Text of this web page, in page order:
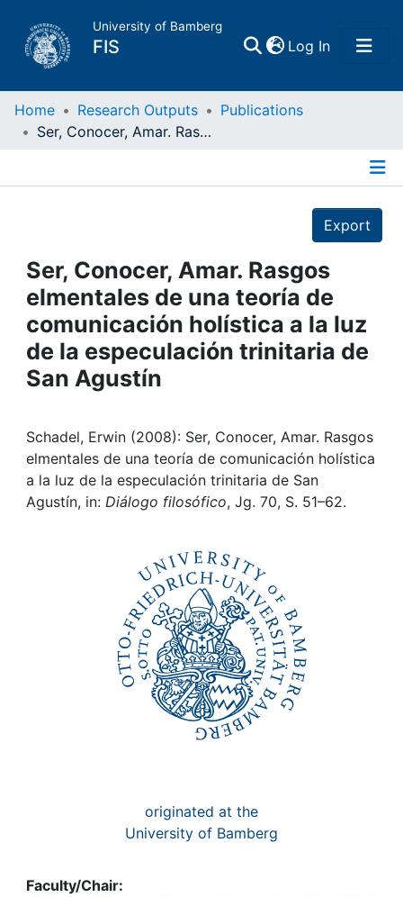
University of Bamberg
FIS Log In(current)
Home
Projects
People
Institutions
My FIS
Help
Home Research Outputs
Publications
Ser, Conocer, Amar. Rasgos elmentales de una teoría de comunicación holística a la luz de la especulación trinitaria de San Agustín
Export
Ser, Conocer, Amar. Rasgos
elmentales de una teoría de
comunicación holística a la luz
de la especulación trinitaria de
San Agustín
Schadel, Erwin (2008): Ser, Conocer, Amar. Rasgos
elmentales de una teoría de comunicación holística
a la luz de la especulación trinitaria de San
Agustín, in: Diálogo filosófico, Jg. 70, S. 51–62.
originated at the
University of Bamberg
Faculty/Chair: